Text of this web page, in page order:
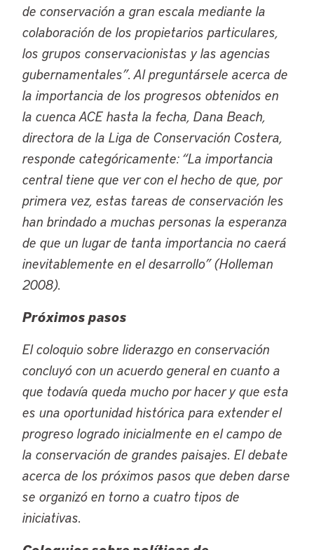
de conservación a gran escala mediante la
colaboración de los propietarios particulares,
los grupos conservacionistas y las agencias
gubernamentales”. Al preguntársele acerca de
la importancia de los progresos obtenidos en
la cuenca ACE hasta la fecha, Dana Beach,
directora de la Liga de Conservación Costera,
responde categóricamente: “La importancia
central tiene que ver con el hecho de que, por
primera vez, estas tareas de conservación les
han brindado a muchas personas la esperanza
de que un lugar de tanta importancia no caerá
inevitablemente en el desarrollo” (Holleman
2008).
Próximos pasos
El coloquio sobre liderazgo en conservación
concluyó con un acuerdo general en cuanto a
que todavía queda mucho por hacer y que esta
es una oportunidad histórica para extender el
progreso logrado inicialmente en el campo de
la conservación de grandes paisajes. El debate
acerca de los próximos pasos que deben darse
se organizó en torno a cuatro tipos de
iniciativas.